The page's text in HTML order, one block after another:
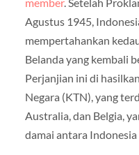
Agustus 1945,
mempertahankan
Belanda yang kembali
Perjanjian ini di
Negara (KTN), yang
Australia, dan Belgia,
damai antara Indonesia